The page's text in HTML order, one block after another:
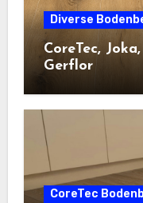
Diverse
CoreTec,
Gerflor
CoreTec